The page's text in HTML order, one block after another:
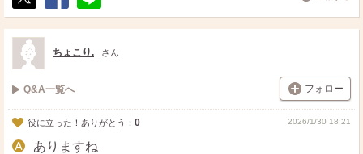
ポ
ス
ト
シ
ェ
送
る
ちょこり. さん
Q&A一覧へ フォロー
役に立った！ありがとう： 0 2026/1/30 18:21
ありますね